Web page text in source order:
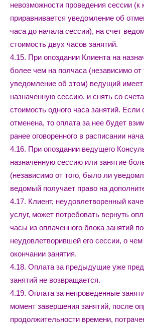
невозможности проведения сессии (к
приравнивается уведомление об
часа до начала сессии), на счет
стоимость двух часов занятий.
4.15. При опоздании Клиента на
более чем на полчаса (независимо от
уведомление об этом) ведущий имеет
назначенную сессию, и снять со
стоимость одного часа занятий.
отменена, то оплата за нее будет
ранее оговоренного в расписании
4.16. При опоздании ведущего
назначенную сессию или занятие
(независимо от того, было ли
ведомый получает право на
4.17. Клиент, неудовлетворенный
услуг, может потребовать вернуть
часы из оплаченного блока занятий
неудовлетворившей его сессии, о
окончании занятия.
4.18. Оплата за предыдущие уже
занятий не возвращается.
4.19. Оплата за непроведенные
момент завершения занятий, после
продолжительности времени,